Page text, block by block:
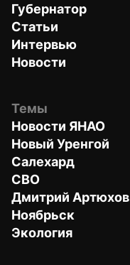
Губернатор
Статьи
Интервью
Новости
Темы
Новости ЯНАО
Новый Уренгой
Салехард
СВО
Дмитрий Артюхов
Ноябрьск
Экология